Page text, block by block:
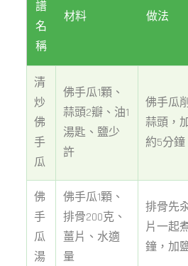
譜
名
稱
材料 做法
清
炒
佛
手
瓜
佛手瓜1顆、
蒜頭2瓣、油1
湯匙、鹽少
許
佛手瓜
蒜頭，
約5分
佛
手
瓜
湯
佛手瓜1顆、
排骨200克、
薑片、水適
量
排骨先
片一起
鐘，加